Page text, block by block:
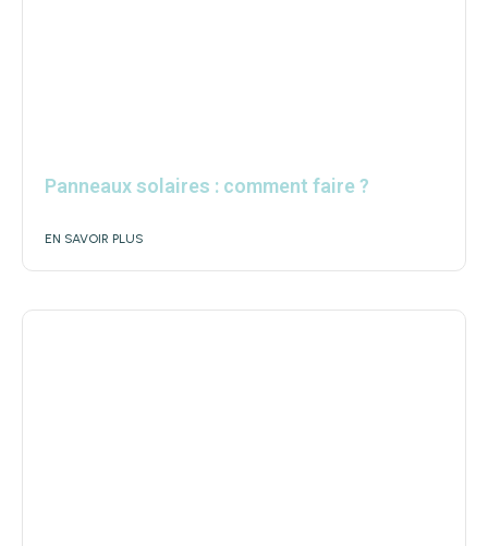
Panneaux solaires : comment faire ?
EN SAVOIR PLUS